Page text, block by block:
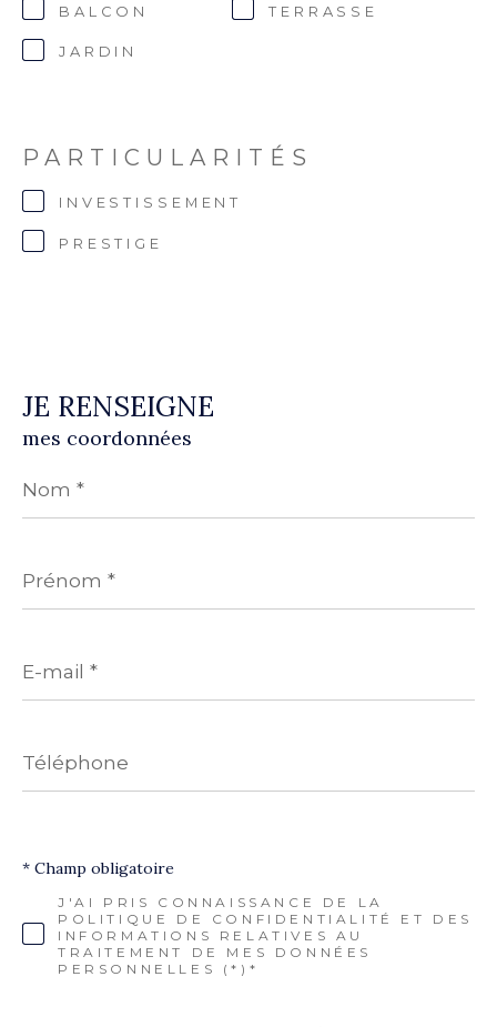
BALCON TERRASSE
JARDIN
PARTICULARITÉS
INVESTISSEMENT
PRESTIGE
JE RENSEIGNE
mes coordonnées
*
*
mail
*
J'AI PRIS CONNAISSANCE DE LA
POLITIQUE DE CONFIDENTIALITÉ ET DES
INFORMATIONS RELATIVES AU
TRAITEMENT DE MES DONNÉES
PERSONNELLES (*)*
* Champ obligatoire